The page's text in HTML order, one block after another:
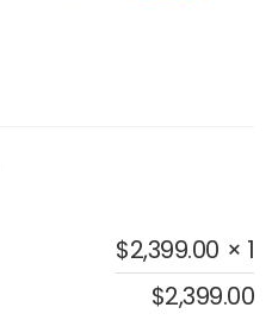
$2,399.00 × 1
$2,399.00